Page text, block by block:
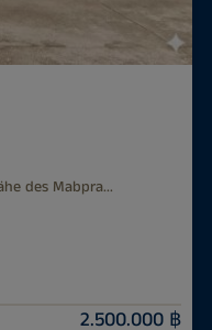
des Mabpra...
2.500.000 ฿